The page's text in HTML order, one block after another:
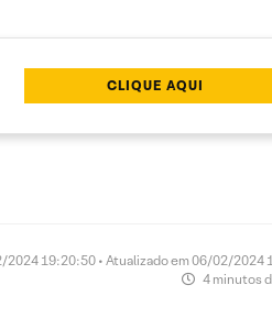
CLIQUE AQUI
2024 19:20:50 • Atualizado em 06/02/2024
4 minutos